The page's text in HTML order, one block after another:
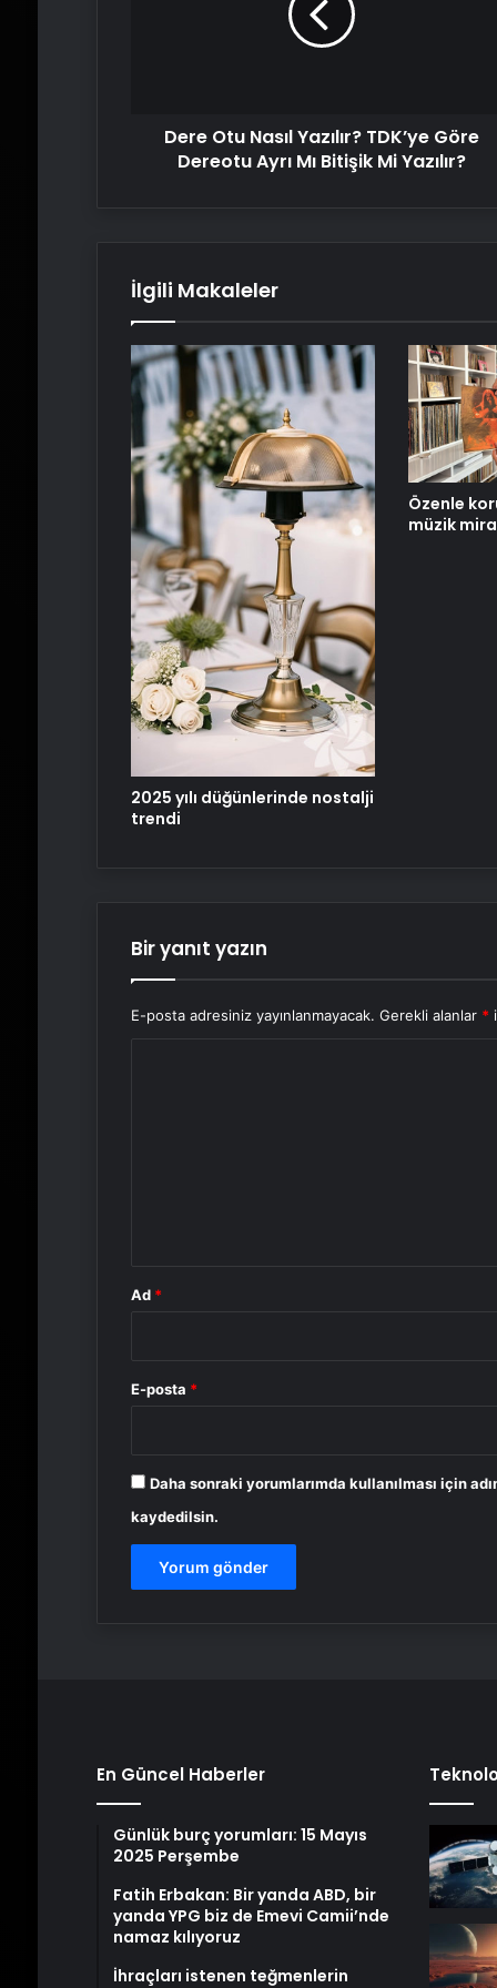
BitişikDere Otu Nasıl Yazılır? TDK’ye Göre
Dereotu Ayrı Mı Bitişik Mi Yazılır?
İlgili Makaleler
2025 yılı düğünlerinde nostalji
trendi
Özenle
müzik
Bir yanıt yazın
E-posta adresiniz yayınlanmayacak. Gerekli alanlar *
Ad *
E-posta *
Daha sonraki yorumlarımda kullanılması için
kaydedilsin.
En Güncel Haberler
Günlük burç yorumları: 15 Mayıs
2025 Perşembe
Fatih Erbakan: Bir yanda ABD, bir
yanda YPG biz de Emevi Camii’nde
namaz kılıyoruz
İhraçları istenen teğmenlerin